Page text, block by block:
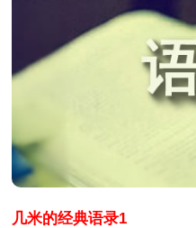
几米的经典语录1